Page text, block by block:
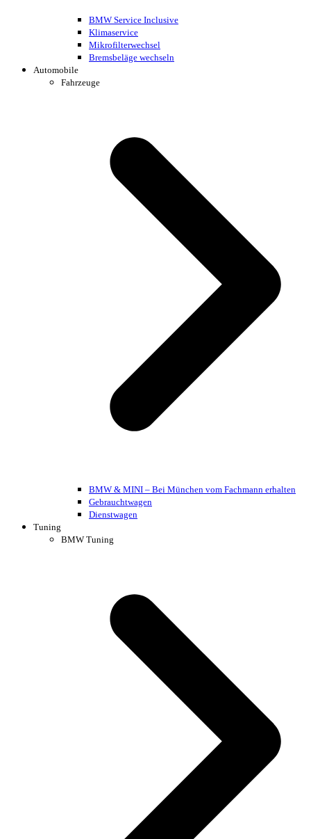
BMW Service Inclusive
Klimaservice
Mikrofilterwechsel
Bremsbeläge wechseln
Automobile
Fahrzeuge
BMW & MINI – Bei München vom Fachmann erhalten
Gebrauchtwagen
Dienstwagen
Tuning
BMW Tuning